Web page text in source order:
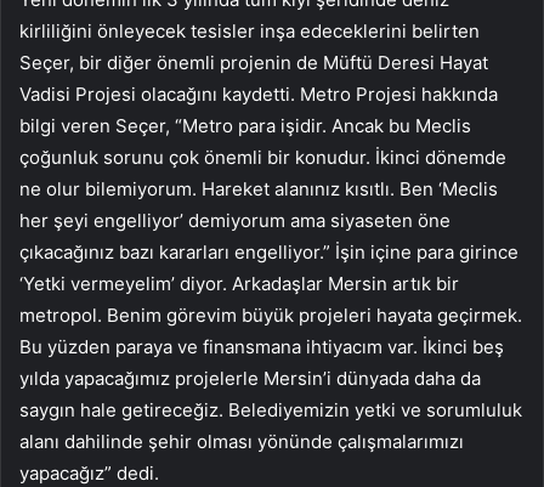
kirliliğini önleyecek tesisler inşa edeceklerini belirten
Seçer, bir diğer önemli projenin de Müftü Deresi Hayat
Vadisi Projesi olacağını kaydetti. Metro Projesi hakkında
bilgi veren Seçer, “Metro para işidir. Ancak bu Meclis
çoğunluk sorunu çok önemli bir konudur. İkinci dönemde
ne olur bilemiyorum. Hareket alanınız kısıtlı. Ben ‘Meclis
her şeyi engelliyor’ demiyorum ama siyaseten öne
çıkacağınız bazı kararları engelliyor.” İşin içine para girince
‘Yetki vermeyelim’ diyor. Arkadaşlar Mersin artık bir
metropol. Benim görevim büyük projeleri hayata geçirmek.
Bu yüzden paraya ve finansmana ihtiyacım var. İkinci beş
yılda yapacağımız projelerle Mersin’i dünyada daha da
saygın hale getireceğiz. Belediyemizin yetki ve sorumluluk
alanı dahilinde şehir olması yönünde çalışmalarımızı
yapacağız” dedi.